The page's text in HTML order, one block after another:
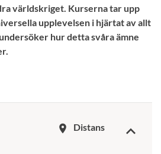
världskriget. Kurserna tar upp
upplevelsen i hjärtat av allt
hur detta svåra ämne
room Distans